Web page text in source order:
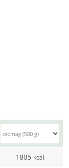
1805 kcal